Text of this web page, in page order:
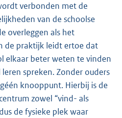
verbonden met de
van de schoolse
overleggen als het
de praktijk leidt ertoe dat
elkaar beter weten te vinden
spreken. Zonder ouders
knooppunt. Hierbij is de
zowel “vind- als
de fysieke plek waar